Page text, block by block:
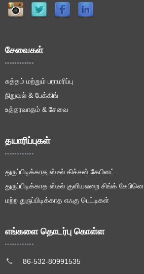
சேவைகள்
சுத்தம் மற்றும் பராமரிப்பு
நிறுவல் & பேக்கிங்
உத்தரவாதம் & சேவை
தயாரிப்புகள்
துருப்பிடிக்காத ஸ்டீல் கிச்சன் கேபினட்
துருப்பிடிக்காத ஸ்டீல் குளியலறை சிங்க்
மற்ற துருப்பிடிக்காத எஃகு பெட்டிகள்
எங்களை தொடர்பு கொள்ள
86-532-80991535